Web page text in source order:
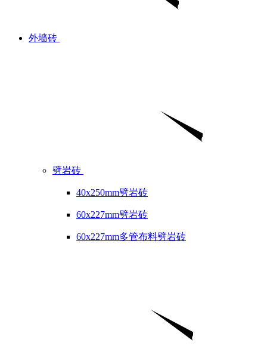
外墙砖
劈岩砖
40x250mm劈岩砖
60x227mm劈岩砖
60x227mm多管布料劈岩砖